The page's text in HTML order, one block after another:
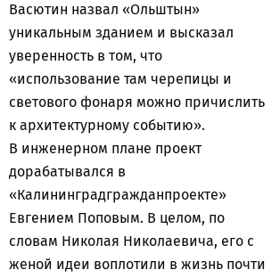
Васютин назвал «Ольштын»
уникальным зданием и высказал
уверенность в том, что
«использование там черепицы и
светового фонаря можно причислить
к архитектурному событию».
В инженерном плане проект
дорабатывался в
«Калининградгражданпроекте»
Евгением Поповым. В целом, по
словам Николая Николаевича, его с
женой идеи воплотили в жизнь почти